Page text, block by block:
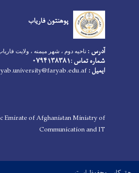
پوهنتون فاریاب
آدرس : ناحیه دوم ، شهر میمنه ، ولایت
شماره تماس :۰۷۹۴۱۳۸۳۸۱
ایمیل :
Emirate of Afghanistan Ministry of
Communication and IT